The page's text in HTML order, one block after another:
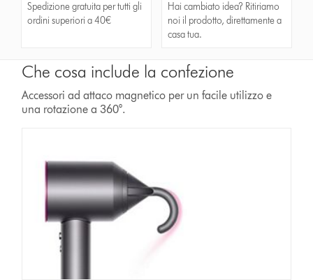
Spedizione gratuita per tutti gli
ordini superiori a 40€
Hai cambiato idea? Ritiriamo
noi il prodotto, direttamente a
casa tua.
Che cosa include la confezione
Accessori ad attaco magnetico per un facile utilizzo e
una rotazione a 360°.